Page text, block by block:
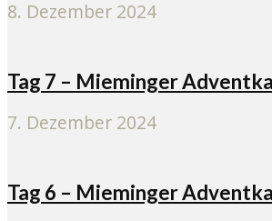
8. Dezember 2024
Tag 7 – Mieminger
7. Dezember 2024
Tag 6 – Mieminger